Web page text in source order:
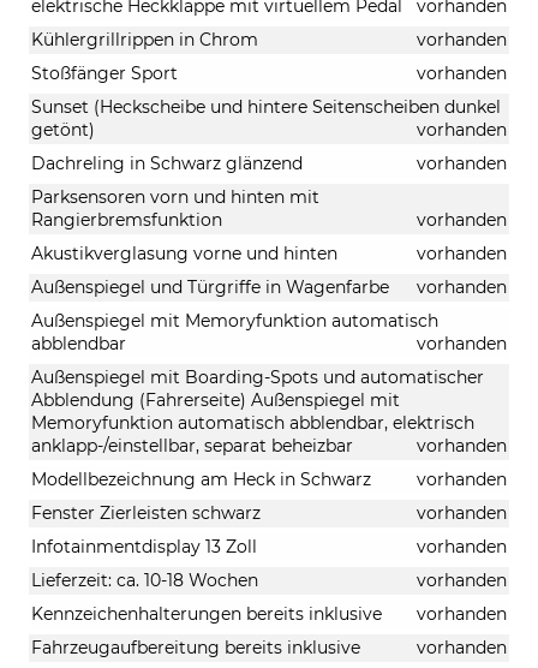
elektrische Heckklappe mit virtuellem Pedal
vorhanden
Kühlergrillrippen in Chrom
vorhanden
Stoßfänger Sport
vorhanden
Sunset (Heckscheibe und hintere Seitenscheiben dunkel
getönt)
vorhanden
Dachreling in Schwarz glänzend
vorhanden
Parksensoren vorn und hinten mit
Rangierbremsfunktion
vorhanden
Akustikverglasung vorne und hinten
vorhanden
Außenspiegel und Türgriffe in Wagenfarbe
vorhanden
Außenspiegel mit Memoryfunktion automatisch
abblendbar
vorhanden
Außenspiegel mit Boarding-Spots und automatischer
Abblendung (Fahrerseite) Außenspiegel mit
Memoryfunktion automatisch abblendbar, elektrisch
anklapp-/einstellbar, separat beheizbar
vorhanden
Modellbezeichnung am Heck in Schwarz
vorhanden
Fenster Zierleisten schwarz
vorhanden
Infotainmentdisplay 13 Zoll
vorhanden
Lieferzeit: ca. 10-18 Wochen
vorhanden
Kennzeichenhalterungen bereits inklusive
vorhanden
Fahrzeugaufbereitung bereits inklusive
vorhanden